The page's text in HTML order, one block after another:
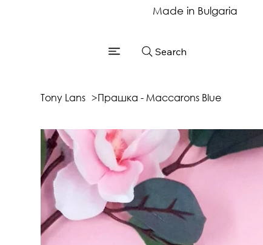
Search
Made in Bulgaria
Tony Lans >Прашка - Maccarons Blue